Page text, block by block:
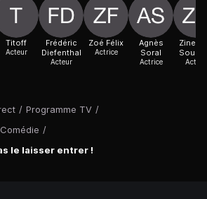
/ Programme TV /
Comédie /
le laisser entrer !
Titoff
Acteur
Frédéric
Diefenthal
Acteur
Zoé Félix
Actrice
Agnès
Soral
Actrice Acteur